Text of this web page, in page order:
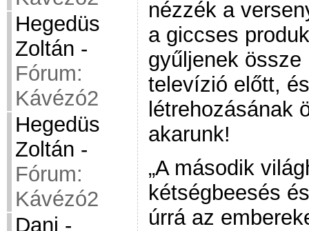
Hegedüs
Zoltán -
Fórum:
Kávézó2
Hegedüs
Zoltán -
Fórum:
Kávézó2
Dani -
nézzék a
a giccses
gyűljenek
televízió előtt,
létrehozásának
akarunk!
„A második
kétségbeesés
úrrá az